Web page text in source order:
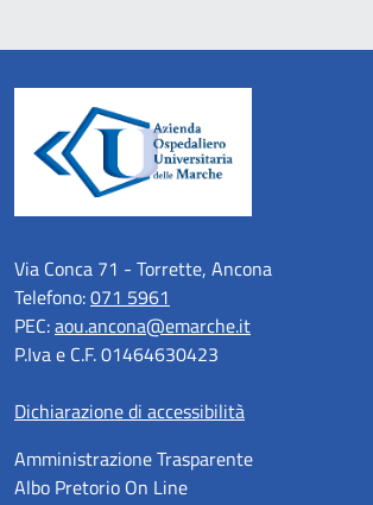
Via Conca 71 - Torrette, Ancona
Telefono:071 5961
PEC:aou.ancona@emarche.it
P.Iva e C.F. 01464630423
Dichiarazione di accessibilità
Amministrazione Trasparente
Albo Pretorio On Line